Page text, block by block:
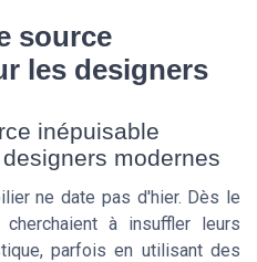
source
les designers
inépuisable
modernes
ne date pas d'hier. Dès le
à insuffler leurs
parfois en utilisant des